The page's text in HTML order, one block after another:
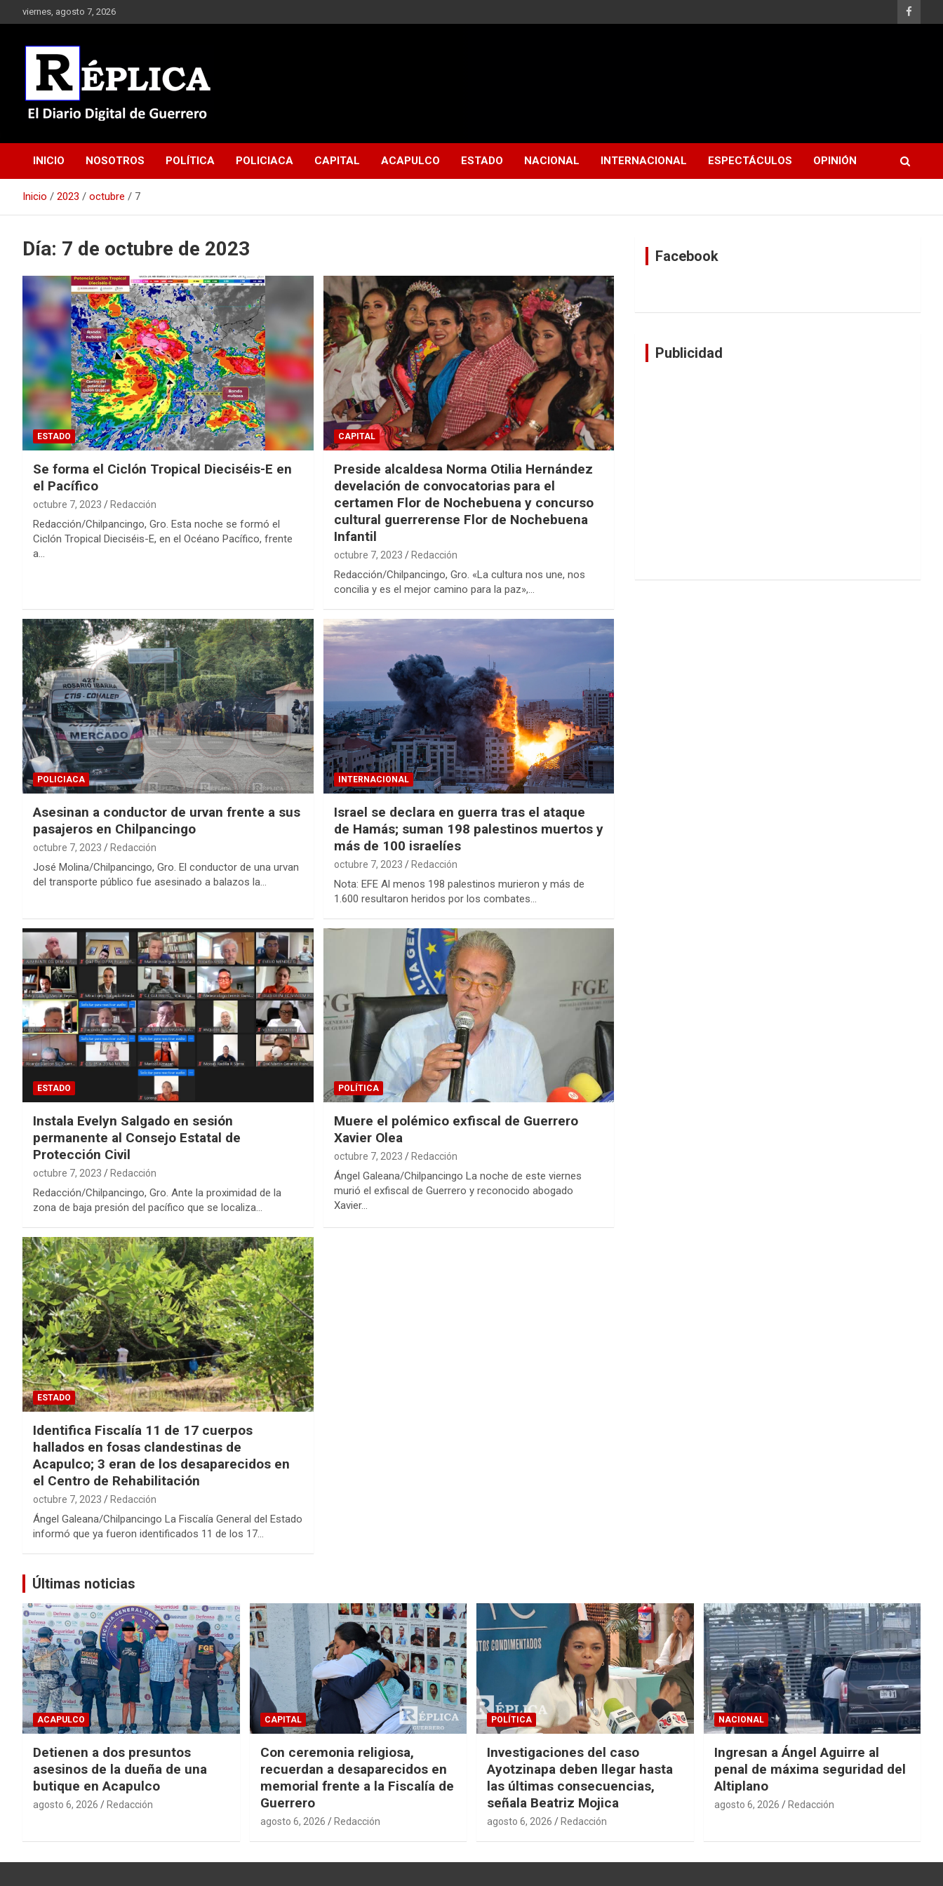
al
viernes, agosto 7, 2026
Réplica
INICIO NOSOTROS POLÍTICA POLICIACA CAPITAL ACAPULCO ESTADO NACIONAL INTERNACIONAL ESPECTÁCULOS OPINIÓN
Inicio 2023 octubre 7
Día: 7 de octubre de 2023
ESTADO
Se forma el Ciclón Tropical Dieciséis-E en
el Pacífico
octubre 7, 2023 Redacción
Redacción/Chilpancingo, Gro. Esta noche se formó el
Ciclón Tropical Dieciséis-E, en el Océano Pacífico, frente
a…
CAPITAL
Preside alcaldesa Norma Otilia Hernández
develación de convocatorias para el
certamen Flor de Nochebuena y concurso
cultural guerrerense Flor de Nochebuena
Infantil
octubre 7, 2023 Redacción
Redacción/Chilpancingo, Gro. «La cultura nos une, nos
concilia y es el mejor camino para la paz»,…
POLICIACA
Asesinan a conductor de urvan frente a sus
pasajeros en Chilpancingo
octubre 7, 2023 Redacción
José Molina/Chilpancingo, Gro. El conductor de una urvan
del transporte público fue asesinado a balazos la…
INTERNACIONAL
Israel se declara en guerra tras el ataque
de Hamás; suman 198 palestinos muertos y
más de 100 israelíes
octubre 7, 2023 Redacción
Nota: EFE Al menos 198 palestinos murieron y más de
1.600 resultaron heridos por los combates…
ESTADO
Instala Evelyn Salgado en sesión
permanente al Consejo Estatal de
Protección Civil
octubre 7, 2023 Redacción
Redacción/Chilpancingo, Gro. Ante la proximidad de la
zona de baja presión del pacífico que se localiza…
POLÍTICA
Muere el polémico exfiscal de Guerrero
Xavier Olea
octubre 7, 2023 Redacción
Ángel Galeana/Chilpancingo La noche de este viernes
murió el exfiscal de Guerrero y reconocido abogado
Xavier…
ESTADO
Identifica Fiscalía 11 de 17 cuerpos
hallados en fosas clandestinas de
Acapulco; 3 eran de los desaparecidos en
el Centro de Rehabilitación
octubre 7, 2023 Redacción
Ángel Galeana/Chilpancingo La Fiscalía General del Estado
informó que ya fueron identificados 11 de los 17…
Facebook
Publicidad
Últimas noticias
ACAPULCO
Detienen a dos presuntos
asesinos de la dueña de una
butique en Acapulco
agosto 6, 2026 Redacción
CAPITAL
Con ceremonia religiosa,
recuerdan a desaparecidos en
memorial frente a la Fiscalía de
Guerrero
agosto 6, 2026 Redacción
POLÍTICA
Investigaciones del caso
Ayotzinapa deben llegar hasta
las últimas consecuencias,
señala Beatriz Mojica
agosto 6, 2026 Redacción
NACIONAL
Ingresan a Ángel Aguirre al
penal de máxima seguridad del
Altiplano
agosto 6, 2026 Redacción